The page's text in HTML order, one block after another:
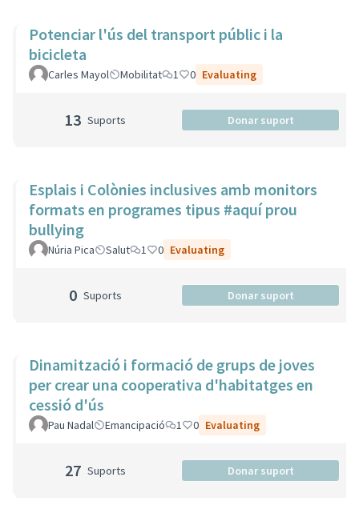
Potenciar l'ús del transport públic i la
bicicleta
Carles Mayol Mobilitat 1 0 Evaluating
13 Suports Donar suport
Esplais i Colònies inclusives amb monitors
formats en programes tipus #aquí prou
bullying
Núria Pica Salut 1 0 Evaluating
0 Suports Donar suport
Dinamització i formació de grups de joves
per crear una cooperativa d'habitatges en
cessió d'ús
Pau Nadal Emancipació 1 0 Evaluating
27 Suports Donar suport